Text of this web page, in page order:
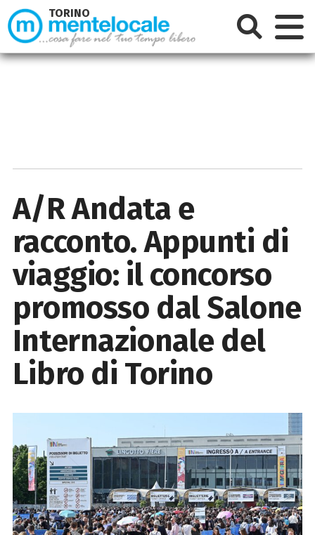
A/R Andata e
racconto. Appunti di
viaggio: il concorso
promosso dal Salone
Internazionale del
Libro di Torino
TORINO